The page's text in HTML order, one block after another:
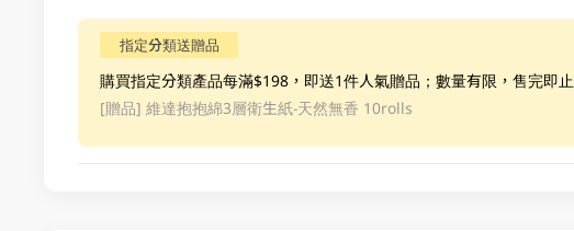
指定分類送贈品
購買指定分類產品每滿$198，即送1件人氣贈品；數量有限，售完即止
[贈品] 維達抱抱綿3層衛生紙-天然無香 10rolls